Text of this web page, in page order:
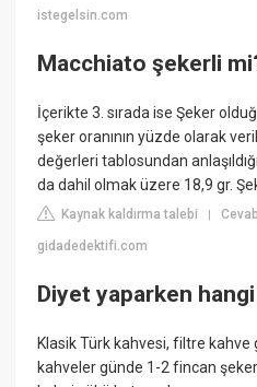
istegelsin.com
Macchiato şekerli
İçerikte 3. sırada ise Şeker
şeker oranının yüzde olarak
değerleri tablosundan
da dahil olmak üzere 18,9 gr.
Kaynak kaldırma talebi |
gidadedektifi.com
Diyet yaparken
Klasik Türk kahvesi, filtre
kahveler günde 1-2 fincan